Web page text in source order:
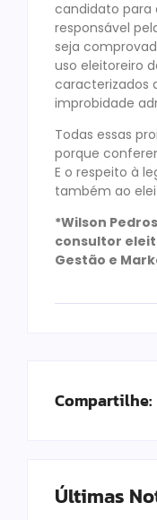
candidato para
responsável
seja
uso eleitoreiro
caracterizados
improbidade
Todas essas
porque
E o respeito à
também ao
*Wilson
consultor
Gestão e
Compartilhe:
Últimas